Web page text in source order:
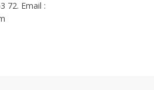
72. Email :